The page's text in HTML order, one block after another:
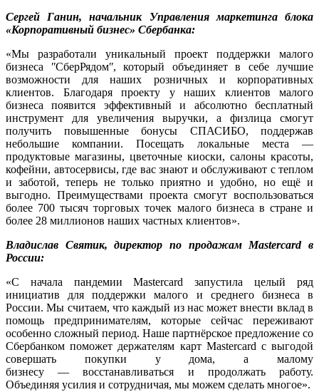
Сергей Ганин, начальник Управления маркетинга блока
«Корпоративный бизнес» Сбербанка:
«Мы разработали уникальный проект поддержки малого
бизнеса ʺСберРядомʺ, который объединяет в себе лучшие
возможности для наших розничных и корпоративных
клиентов. Благодаря проекту у наших клиентов малого
бизнеса появится эффективный и абсолютно бесплатный
инструмент для увеличения выручки, а физлица смогут
получить повышенные бонусы СПАСИБО, поддержав
небольшие компании. Посещать локальные места —
продуктовые магазины, цветочные киоски, салоны красоты,
кофейни, автосервисы, где вас знают и обслуживают с теплом
и заботой, теперь не только приятно и удобно, но ещё и
выгодно. Преимуществами проекта смогут воспользоваться
более 700 тысяч торговых точек малого бизнеса в стране и
более 28 миллионов наших частных клиентов».
Владислав Святик, директор по продажам Mastercard в
России:
«С начала пандемии Mastercard запустила целый ряд
инициатив для поддержки малого и среднего бизнеса в
России. Мы считаем, что каждый из нас может внести вклад в
помощь предпринимателям, которые сейчас переживают
особенно сложный период. Наше партнёрское предложение со
Сбербанком поможет держателям карт Mastercard с выгодой
совершать покупки у дома, а малому
бизнесу — восстанавливаться и продолжать работу.
Объединяя усилия и сотрудничая, мы можем сделать многое».